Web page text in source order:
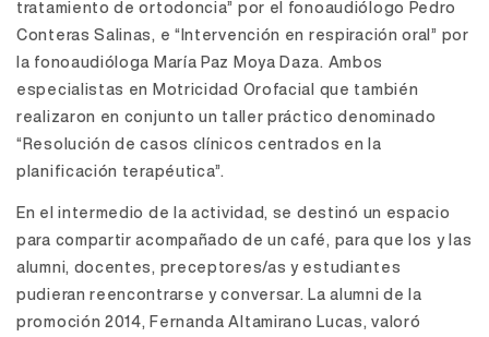
tratamiento de ortodoncia” por el fonoaudiólogo Pedro
Conteras Salinas, e “Intervención en respiración oral” por
la fonoaudióloga María Paz Moya Daza. Ambos
especialistas en Motricidad Orofacial que también
realizaron en conjunto un taller práctico denominado
“Resolución de casos clínicos centrados en la
planificación terapéutica”.
En el intermedio de la actividad, se destinó un espacio
para compartir acompañado de un café, para que los y las
alumni, docentes, preceptores/as y estudiantes
pudieran reencontrarse y conversar. La alumni de la
promoción 2014, Fernanda Altamirano Lucas, valoró